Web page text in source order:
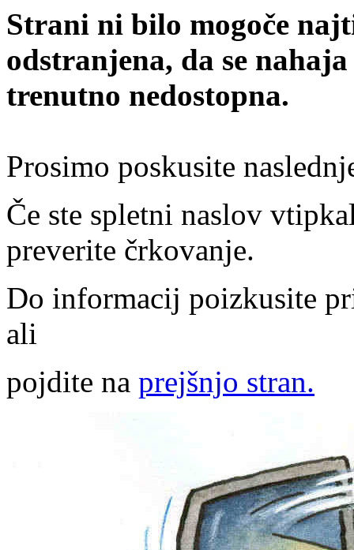
Strani ni bilo mogoče
odstranjena, da se
trenutno nedostopna.
Prosimo poskusite
Če ste spletni naslov
preverite črkovanje.
Do informacij poizkusite
ali
pojdite na prejšnjo stran.